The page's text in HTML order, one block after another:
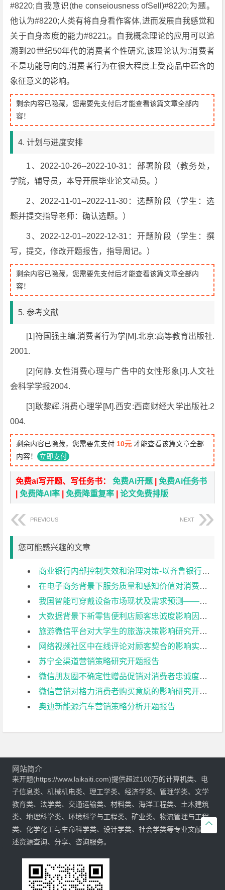
#8220;自我意识(the conseiousness ofSell)#8220;为题。
他认为#8220;人类有将自身看作客体,进而发展自我感觉和
关于自身态度的能力#8221;。自我概念理论的应用可以追
溯到20世纪50年代的消费者个性研究,该理论认为:消费者
不是功能导向的,消费者行为在很大程度上受商品中蕴含的
象征意义的影响。
剩余内容已隐藏，您需要先支付后才能查看该篇文章全部内
容！
4. 计划与进度安排
1、2022-10-26--2022-10-31：部署阶段（教务处，
学院，辅导员，本导开展毕业论文动员。）
2、2022-11-01--2022-11-30：选题阶段（学生：选
题并提交指导老师：确认选题。）
3、2022-12-01--2022-12-31：开题阶段（学生：撰
写，提交，修改开题报告，指导周记。）
剩余内容已隐藏，您需要先支付后才能查看该篇文章全部内
容！
5. 参考文献
[1]符国强主编.消费者行为学[M].北京:高等教育出版社.
2001.
[2]何静.女性消费心理与广告中的女性形象[J].人文社
会科学学报2004.
[3]耿黎辉.消费心理学[M].西安:西南财经大学出版社.2
004.
剩余内容已隐藏，您需要先支付 10元 才能查看该篇文章全部
内容！ 立即支付
免费ai写开题、写任务书：免费Ai开题 |免费Ai任务书
|免费降AI率 |免费降重复率 |论文免费排版
PREVIOUS NEXT
您可能感兴趣的文章
商业银行内部控制失效和治理对策-以齐鲁银行为例开题报告
在电子商务背景下服务质量和感知价值对消费者行为的影响开题报告
我国智能可穿戴设备市场现状及需求预测——以小米手环为例开题报告
大数据背景下新零售便利店顾客忠诚度影响因素实证分析–以天猫小店为例开题报告
旅游微信平台对大学生的旅游决策影响研究开题报告
网络视频社区中在线评论对顾客契合的影响实证研究开题报告
苏宁全渠道营销策略研究开题报告
微信朋友圈不确定性赠品促销对消费者忠诚度的影响分析开题报告
微信营销对格力消费者购买意愿的影响研究开题报告
奥迪新能源汽车营销策略分析开题报告

网站简介
来开题(https://www.laikaiti.com)提供超过100万的计算机类、电
子信息类、机械机电类、理工学类、经济学类、管理学类、文学
教育类、法学类、交通运输类、材料类、海洋工程类、土木建筑
类、地理科学类、环境科学与工程类、矿业类、物流管理与工程
类、化学化工与生命科学类、设计学类、社会学类等专业文献综
述资源查询、分享、咨询服务。